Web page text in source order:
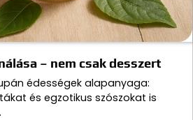
– nem csak desszert
édességek alapanyaga:
és egzotikus szószokat is